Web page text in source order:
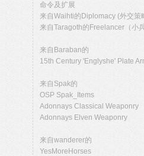
命令及扩展
来自Waihti的Diplomacy (外交策
来自Taragoth的Freelancer（小兵
来自Baraban的
15th Century 'Englyshe' Plate
来自Spak的
OSP Spak_Items
Adonnays Classical Weaponry
Adonnays Elven Weaponry
来自wanderer的
YesMoreHorses